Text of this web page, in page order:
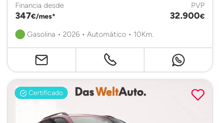
Financia desde
347€/mes*
PVP
32.900€
Gasolina • 2026 • Automático • 10Km.
Certificado